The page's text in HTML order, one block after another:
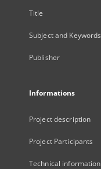
Title
Subject and Keywords
Publisher
Informations
Project description
Project Participants
Technical information